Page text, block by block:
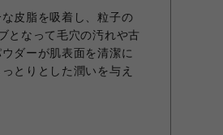
皮脂を吸着し、粒子の
となって毛穴の汚れや古
ダーが肌表面を清潔に
とりとした潤いを与え